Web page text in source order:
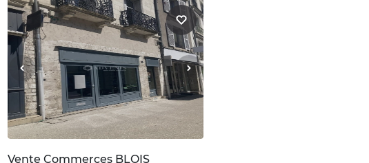
Vente Commerces BLOIS